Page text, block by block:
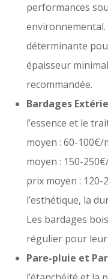
performances
environnemental.
déterminante
épaisseur
recommandée.
Bardages
l’essence et le
moyen : 60-
moyen : 150-
prix moyen : 120-
l’esthétique, la
Les bardages
régulier pour
Pare-pluie et